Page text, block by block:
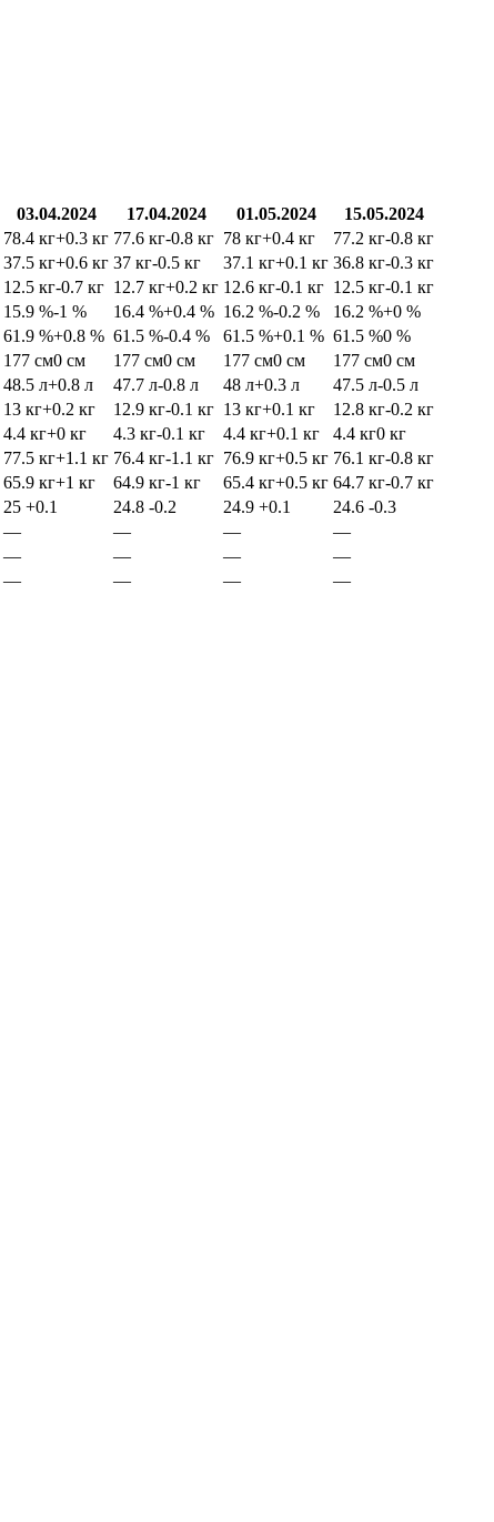
03.04.2024 17.04.2024 01.05.2024
15.05.2024
78.4 кг+0.3 кг 77.6 кг-0.8 кг 78 кг+0.4 кг 77.2 кг-0.8 кг
37.5 кг+0.6 кг 37 кг-0.5 кг 37.1 кг+0.1 кг 36.8 кг-0.3 кг
12.5 кг-0.7 кг 12.7 кг+0.2 кг 12.6 кг-0.1 кг 12.5 кг-0.1 кг
15.9 %-1 % 16.4 %+0.4 % 16.2 %-0.2 % 16.2 %+0 %
61.9 %+0.8 % 61.5 %-0.4 % 61.5 %+0.1 % 61.5 %0 %
177 см0 см 177 см0 см 177 см0 см 177 см0 см
48.5 л+0.8 л 47.7 л-0.8 л 48 л+0.3 л 47.5 л-0.5 л
13 кг+0.2 кг 12.9 кг-0.1 кг 13 кг+0.1 кг 12.8 кг-0.2 кг
4.4 кг+0 кг 4.3 кг-0.1 кг 4.4 кг+0.1 кг 4.4 кг0 кг
77.5 кг+1.1 кг 76.4 кг-1.1 кг 76.9 кг+0.5 кг 76.1 кг-0.8 кг
65.9 кг+1 кг 64.9 кг-1 кг 65.4 кг+0.5 кг 64.7 кг-0.7 кг
25 +0.1 24.8 -0.2 24.9 +0.1 24.6 -0.3
— — —
—
— — —
—
— — —
—